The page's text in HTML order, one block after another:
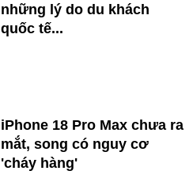
những lý do du khách
quốc tế...
iPhone 18 Pro Max chưa ra
mắt, song có nguy cơ
'cháy hàng'